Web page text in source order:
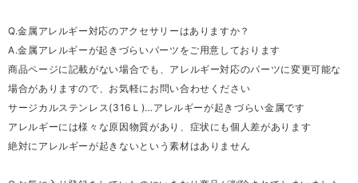
Q.金属アレルギー対応のアクセサリーはありますか？
A.金属アレルギーが起きづらいパーツをご用意しております
商品ページに記載がない場合でも、アレルギー対応のパーツに変更可能な
場合がありますので、お気軽にお問い合わせください
サージカルステンレス(316Ｌ)…アレルギーが起きづらい金属です
アレルギーには様々な原因物質があり、症状にも個人差があります
絶対にアレルギーが起きないという素材はありません